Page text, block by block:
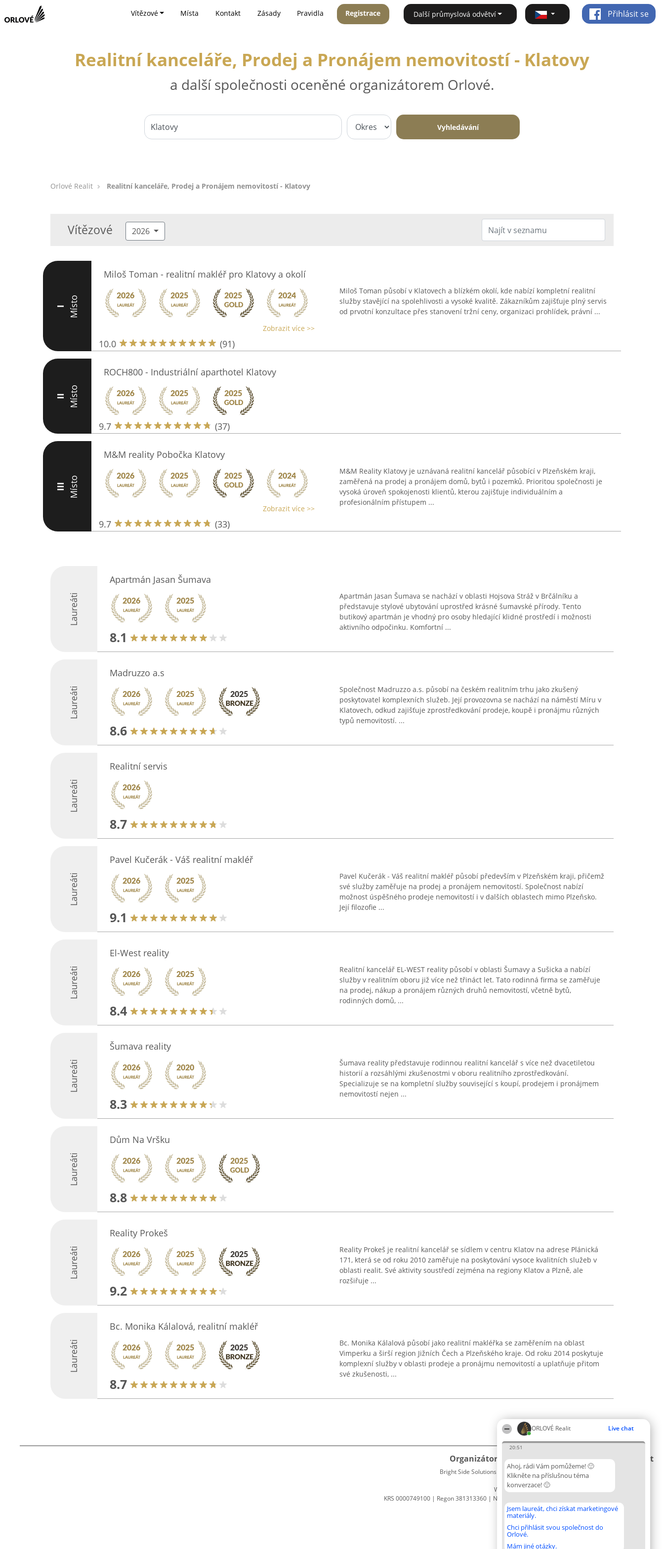
ORLOVÉ Realit Live chat
20:51
Ahoj, rádi Vám pomůžeme! 🙂
Klikněte na příslušnou téma
konverzace! 🙂
Jsem laureát, chci získat marketingové
materiály.
Chci přihlásit svou společnost do
Orlové.
Mám jiné otázky.
Vítězové Místa Kontakt Zásady Pravidla Registrace Další průmyslová odvětví Přihlásit se
Realitní kanceláře, Prodej a Pronájem nemovitostí - Klatovy
a další společnosti oceněné organizátorem Orlové.
Vyhledávání
Orlové Realit Realitní kanceláře, Prodej a Pronájem nemovitostí - Klatovy
Vítězové 2026
I Místo
Miloš Toman - realitní makléř pro Klatovy a okolí
Zobrazit více >>
10.0 (91)
Miloš Toman působí v Klatovech a blízkém okolí, kde nabízí kompletní realitní
služby stavějící na spolehlivosti a vysoké kvalitě. Zákazníkům zajišťuje plný servis
od prvotní konzultace přes stanovení tržní ceny, organizaci prohlídek, právní ...
II Místo
ROCH800 - Industriální aparthotel Klatovy
9.7 (37)
III Místo
M&M reality Pobočka Klatovy
Zobrazit více >>
9.7 (33)
M&M Reality Klatovy je uznávaná realitní kancelář působící v Plzeňském kraji,
zaměřená na prodej a pronájem domů, bytů i pozemků. Prioritou společnosti je
vysoká úroveň spokojenosti klientů, kterou zajišťuje individuálním a
profesionálním přístupem ...
Laureáti
Apartmán Jasan Šumava
8.1
Apartmán Jasan Šumava se nachází v oblasti Hojsova Stráž v Brčálníku a
představuje stylové ubytování uprostřed krásné šumavské přírody. Tento
butikový apartmán je vhodný pro osoby hledající klidné prostředí i možnosti
aktivního odpočinku. Komfortní ...
Laureáti
Madruzzo a.s
8.6
Společnost Madruzzo a.s. působí na českém realitním trhu jako zkušený
poskytovatel komplexních služeb. Její provozovna se nachází na náměstí Míru v
Klatovech, odkud zajišťuje zprostředkování prodeje, koupě i pronájmu různých
typů nemovitostí. ...
Laureáti
Realitní servis
8.7
Laureáti
Pavel Kučerák - Váš realitní makléř
9.1
Pavel Kučerák - Váš realitní makléř působí především v Plzeňském kraji, přičemž
své služby zaměřuje na prodej a pronájem nemovitostí. Společnost nabízí
možnost úspěšného prodeje nemovitostí i v dalších oblastech mimo Plzeňsko.
Její filozofie ...
Laureáti
El-West reality
8.4
Realitní kancelář EL-WEST reality působí v oblasti Šumavy a Sušicka a nabízí
služby v realitním oboru již více než třináct let. Tato rodinná firma se zaměřuje
na prodej, nákup a pronájem různých druhů nemovitostí, včetně bytů,
rodinných domů, ...
Laureáti
Šumava reality
8.3
Šumava reality představuje rodinnou realitní kancelář s více než dvacetiletou
historií a rozsáhlými zkušenostmi v oboru realitního zprostředkování.
Specializuje se na kompletní služby související s koupí, prodejem i pronájmem
nemovitostí nejen ...
Laureáti
Dům Na Vršku
8.8
Laureáti
Reality Prokeš
9.2
Reality Prokeš je realitní kancelář se sídlem v centru Klatov na adrese Plánická
171, která se od roku 2010 zaměřuje na poskytování vysoce kvalitních služeb v
oblasti realit. Své aktivity soustředí zejména na regiony Klatov a Plzně, ale
rozšiřuje ...
Laureáti
Bc. Monika Kálalová, realitní makléř
8.7
Bc. Monika Kálalová působí jako realitní makléřka se zaměřením na oblast
Vimperku a širší region Jižních Čech a Plzeňského kraje. Od roku 2014 poskytuje
komplexní služby v oblasti prodeje a pronájmu nemovitostí a uplatňuje přitom
své zkušenosti, ...
Organizátor hlasování
Bright Side Solutions sp. z o. o. sp. k.
ul. Ruska 22
Wrocław 50-079
KRS 0000749100 | Regon 381313360 | NIP 8943132676
Plebiscyt
Vítězové
Seznam
Zásady
Zásady
ochrany
Kontakt